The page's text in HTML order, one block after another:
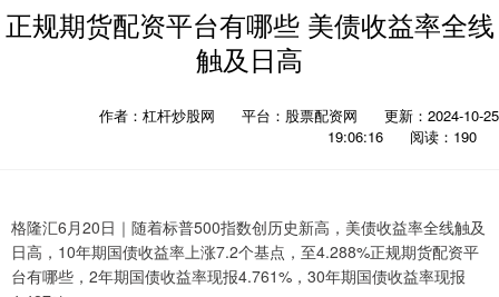
正规期货配资平台有哪些 美债收益率全线
触及日高
作者：杠杆炒股网 平台：股票配资网
更新：2024-10-25
19:06:16
阅读：190
格隆汇6月20日｜随着标普500指数创历史新高，美债收益率全线触及
日高，10年期国债收益率上涨7.2个基点，至4.288%正规期货配资平
台有哪些，2年期国债收益率现报4.761%，30年期国债收益率现报